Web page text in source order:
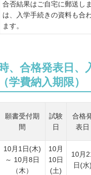
合否結果はご自宅に郵送し
は、入学手続きの資料も合
ます。
、合格発表日、
学費納入期限）
願書受付期
間
試験
日
合格
表日
10月1日(木)
～ 10月8日
（木）
10月
10日
(土)
10月
日(水)